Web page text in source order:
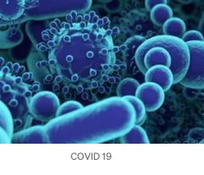
COVID 19